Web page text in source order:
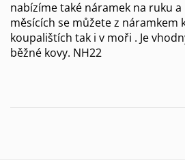
nabízíme také náramek na ruku
měsících se můžete z náramkem
koupalištích tak i v moři . Je
běžné kovy. NH22